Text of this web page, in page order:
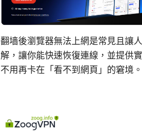
翻墙後瀏覽器無法上網是常見且讓
解，讓你能快速恢復連線，並提供
不用再卡在「看不到網頁」的窘境。